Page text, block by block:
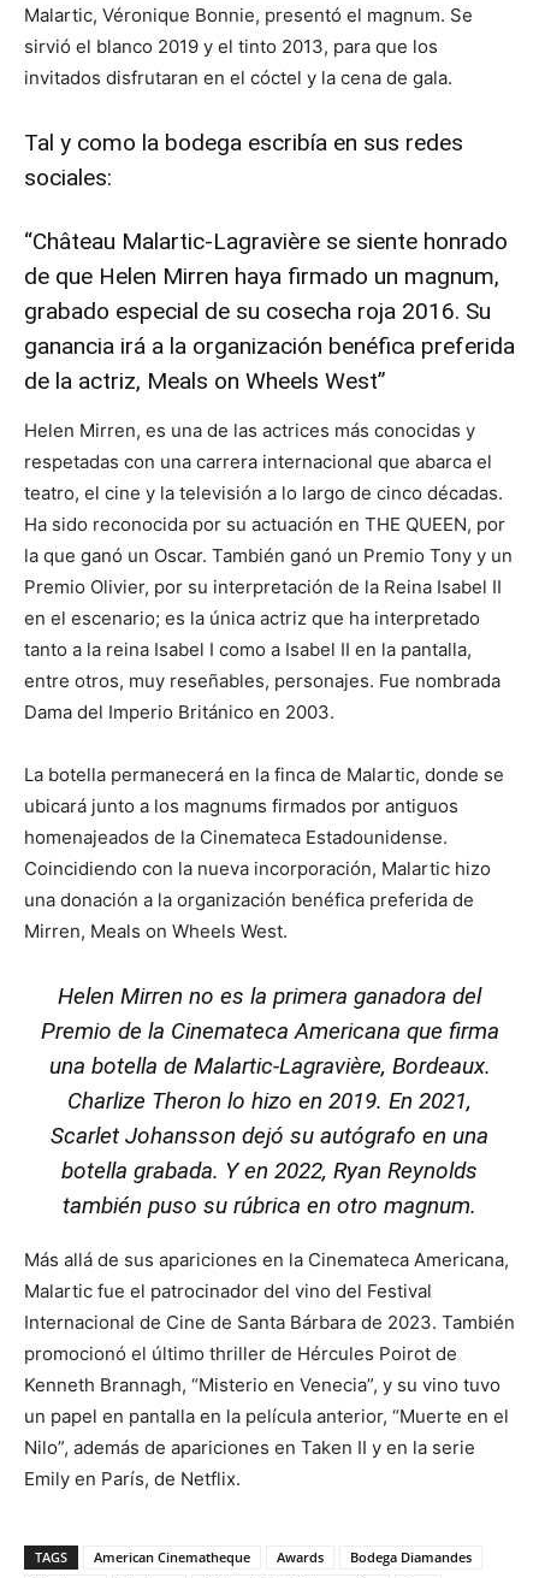
Malartic, Véronique Bonnie, presentó el magnum. Se
sirvió el blanco 2019 y el tinto 2013, para que los
invitados disfrutaran en el cóctel y la cena de gala.
Tal y como la bodega escribía en sus redes
sociales:
“Château Malartic-Lagravière se siente honrado
de que Helen Mirren haya firmado un magnum,
grabado especial de su cosecha roja 2016. Su
ganancia irá a la organización benéfica preferida
de la actriz, Meals on Wheels West”
Helen Mirren, es una de las actrices más conocidas y
respetadas con una carrera internacional que abarca el
teatro, el cine y la televisión a lo largo de cinco décadas.
Ha sido reconocida por su actuación en THE QUEEN, por
la que ganó un Oscar. También ganó un Premio Tony y un
Premio Olivier, por su interpretación de la Reina Isabel II
en el escenario; es la única actriz que ha interpretado
tanto a la reina Isabel I como a Isabel II en la pantalla,
entre otros, muy reseñables, personajes. Fue nombrada
Dama del Imperio Británico en 2003.
La botella permanecerá en la finca de Malartic, donde se
ubicará junto a los magnums firmados por antiguos
homenajeados de la Cinemateca Estadounidense.
Coincidiendo con la nueva incorporación, Malartic hizo
una donación a la organización benéfica preferida de
Mirren, Meals on Wheels West.
Helen Mirren no es la primera ganadora del
Premio de la Cinemateca Americana que firma
una botella de Malartic-Lagravière, Bordeaux.
Charlize Theron lo hizo en 2019. En 2021,
Scarlet Johansson dejó su autógrafo en una
botella grabada. Y en 2022, Ryan Reynolds
también puso su rúbrica en otro magnum.
Más allá de sus apariciones en la Cinemateca Americana,
Malartic fue el patrocinador del vino del Festival
Internacional de Cine de Santa Bárbara de 2023. También
promocionó el último thriller de Hércules Poirot de
Kenneth Brannagh, “Misterio en Venecia”, y su vino tuvo
un papel en pantalla en la película anterior, “Muerte en el
Nilo”, además de apariciones en Taken II y en la serie
Emily en París, de Netflix.
TAGS American Cinematheque Awards
Bodega Diamandes